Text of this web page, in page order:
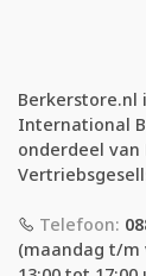
Berkerstore.nl
International
onderdeel van
Telefoon:
(maandag t/m